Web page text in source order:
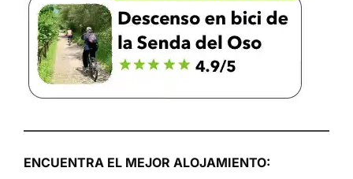
ENCUENTRA EL MEJOR ALOJAMIENTO: